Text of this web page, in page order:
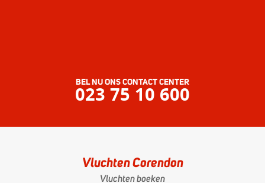
BEL NU ONS CONTACT CENTER
023 75 10 600
Vluchten Corendon
Vluchten boeken